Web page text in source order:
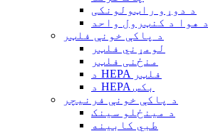
د دوړو راټولونکی
د هوا د کنټرول واحد
د پاکې خونې فلټر
لومړني فلټر
منځنی فلټر
د HEPA فلټر
د HEPA بکس
د پاکې خونې فرنیچر
د مینځلو سینک
طبي کابینه